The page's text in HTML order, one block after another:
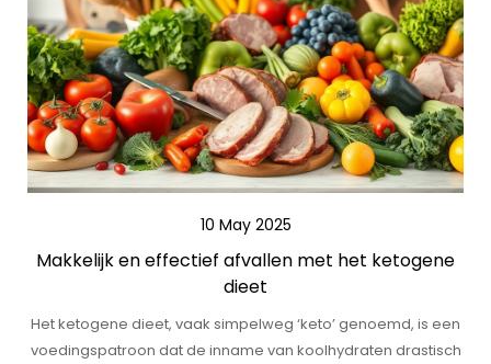
10 May 2025
Makkelijk en effectief afvallen met het ketogene
dieet
Het ketogene dieet, vaak simpelweg ‘keto’ genoemd, is een
voedingspatroon dat de inname van koolhydraten drastisch